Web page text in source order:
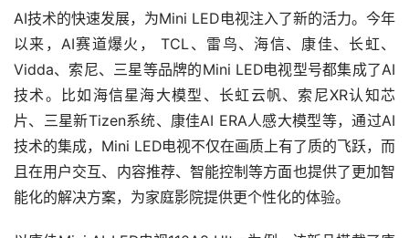
AI技术的快速发展，为Mini LED电视注入了新的活力。今年
以来，AI赛道爆火， TCL、雷鸟、海信、康佳、长虹、
Vidda、索尼、三星等品牌的Mini LED电视型号都集成了AI
技术。比如海信星海大模型、长虹云帆、索尼XR认知芯
片、三星新Tizen系统、康佳AI ERA人感大模型等，通过AI
技术的集成，Mini LED电视不仅在画质上有了质的飞跃，而
且在用户交互、内容推荐、智能控制等方面也提供了更加智
能化的解决方案，为家庭影院提供更个性化的体验。